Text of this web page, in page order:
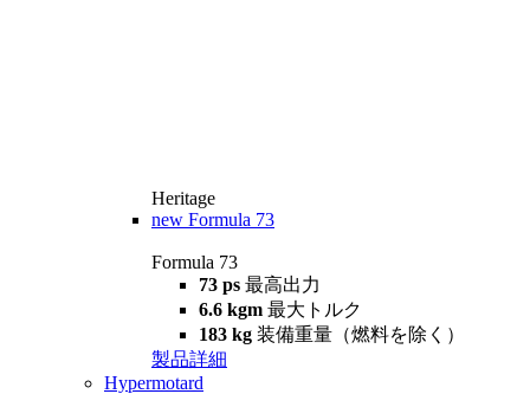
Heritage
new Formula 73
Formula 73
73 ps 最高出力
6.6 kgm 最大トルク
183 kg 装備重量（燃料を除く）
製品詳細
Hypermotard